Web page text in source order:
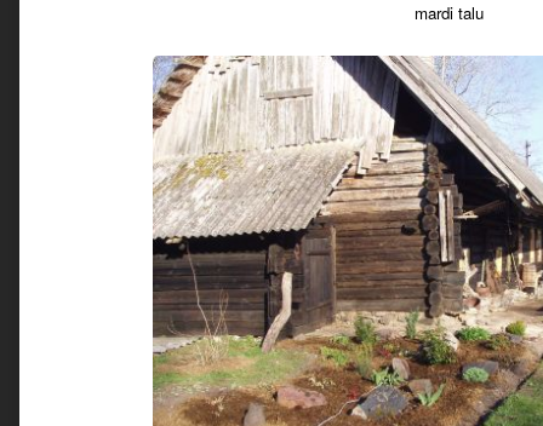
mardi talu